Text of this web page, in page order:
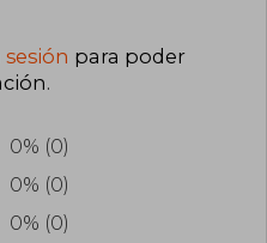
sesión para poder
.
0% (0)
0% (0)
0% (0)